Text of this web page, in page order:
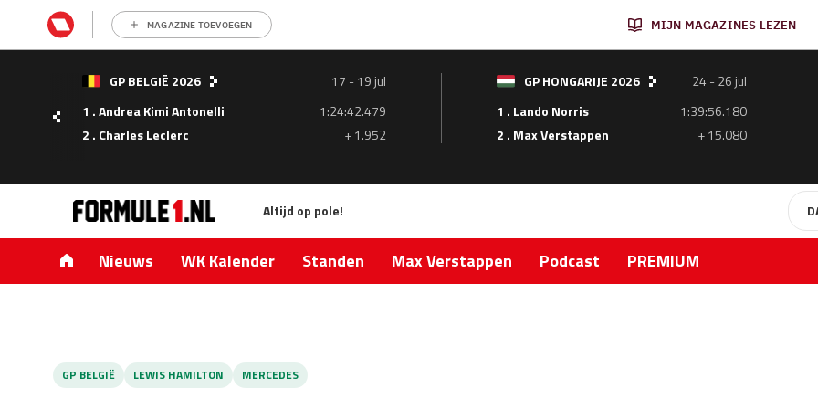
MAGAZINE TOEVOEGEN MIJN MAGAZINES LEZEN
GP BELGIË 2026
17 - 19 jul
1 . Andrea Kimi Antonelli
1:24:42.479
2 . Charles Leclerc
+ 1.952
GP HONGARIJE 2026
24 - 26 jul
1 . Lando Norris
1:39:56.180
2 . Max Verstappen
+ 15.080
Altijd op pole!
Nieuws WK Kalender Standen Max Verstappen Podcast PREMIUM
GP BELGIË LEWIS HAMILTON MERCEDES